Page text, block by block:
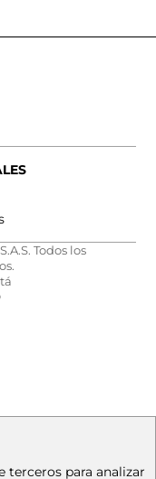
Todos los
terceros para analizar